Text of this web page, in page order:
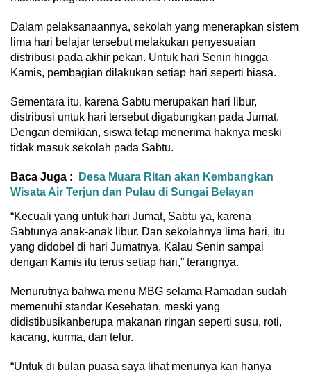
Dalam pelaksanaannya, sekolah yang menerapkan sistem
lima hari belajar tersebut melakukan penyesuaian
distribusi pada akhir pekan. Untuk hari Senin hingga
Kamis, pembagian dilakukan setiap hari seperti biasa.
Sementara itu, karena Sabtu merupakan hari libur,
distribusi untuk hari tersebut digabungkan pada Jumat.
Dengan demikian, siswa tetap menerima haknya meski
tidak masuk sekolah pada Sabtu.
Baca Juga :
Desa Muara Ritan akan Kembangkan
Wisata Air Terjun dan Pulau di Sungai Belayan
“Kecuali yang untuk hari Jumat, Sabtu ya, karena
Sabtunya anak-anak libur. Dan sekolahnya lima hari, itu
yang didobel di hari Jumatnya. Kalau Senin sampai
dengan Kamis itu terus setiap hari,” terangnya.
Menurutnya bahwa menu MBG selama Ramadan sudah
memenuhi standar Kesehatan, meski yang
didistibusikanberupa makanan ringan seperti susu, roti,
kacang, kurma, dan telur.
“Untuk di bulan puasa saya lihat menunya kan hanya